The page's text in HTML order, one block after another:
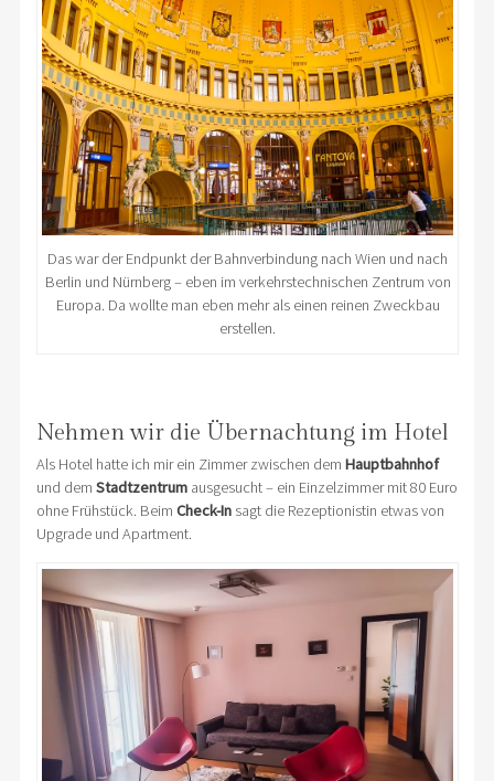
Das war der Endpunkt der Bahnverbindung nach Wien und nach
Berlin und Nürnberg – eben im verkehrstechnischen Zentrum von
Europa. Da wollte man eben mehr als einen reinen Zweckbau
erstellen.
Nehmen wir die Übernachtung im Hotel
Als Hotel hatte ich mir ein Zimmer zwischen dem Hauptbahnhof
und dem Stadtzentrumausgesucht – ein Einzelzimmer mit 80 Euro
ohne Frühstück. Beim Check-Insagt die Rezeptionistin etwas von
Upgrade und Apartment.